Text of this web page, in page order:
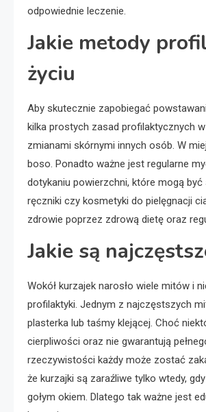
odpowiednie leczenie.
Jakie metody
życiu
Aby skutecznie zapobiegać
kilka prostych zasad profilaktycznych
zmianami skórnymi innych osób. W
boso. Ponadto ważne jest regularne
dotykaniu powierzchni, które mogą
ręczniki czy kosmetyki do pielęgnacji
zdrowie poprzez zdrową dietę oraz
Jakie są
Wokół kurzajek narosło wiele mitów i
profilaktyki. Jednym z najczęstszych
plasterka lub taśmy klejącej. Choć
cierpliwości oraz nie gwarantują
rzeczywistości każdy może zostać
że kurzajki są zaraźliwe tylko wtedy,
gołym okiem. Dlatego tak ważne jest